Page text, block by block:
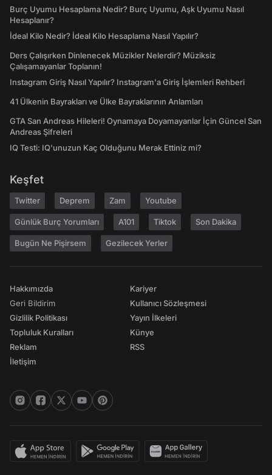
Burç Uyumu Hesaplama Nedir? Burç Uyumu, Aşk Uyumu Nasıl
Hesaplanır?
İdeal Kilo Nedir? İdeal Kilo Hesaplama Nasıl Yapılır?
Ders Çalışırken Dinlenecek Müzikler Nelerdir? Müziksiz
Çalışamayanlar Toplanın!
Instagram Giriş Nasıl Yapılır? Instagram'a Giriş İşlemleri Rehberi
41 Ülkenin Bayrakları ve Ülke Bayraklarının Anlamları
GTA San Andreas Hileleri! Oynamaya Doyamayanlar İçin Güncel San
Andreas Şifreleri
IQ Testi: IQ'unuzun Kaç Olduğunu Merak Ettiniz mi?
Keşfet
Twitter Deprem Zam Youtube
Günlük Burç Yorumları A101 Tiktok Son Dakika
Bugün Ne Pişirsem Gezilecek Yerler
Hakkımızda
Geri Bildirim
Gizlilik Politikası
Topluluk Kuralları
Reklam
İletişim
Kariyer
Kullanıcı Sözleşmesi
Yayın İlkeleri
Künye
RSS